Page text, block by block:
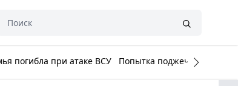
погибла при атаке ВСУ Попытка поджечь Белый